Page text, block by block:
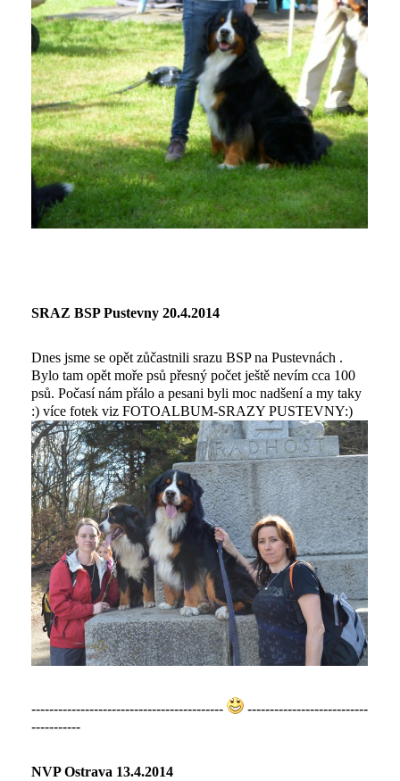
SRAZ BSP Pustevny 20.4.2014
Dnes jsme se opět zůčastnili srazu BSP na Pustevnách .
Bylo tam opět moře psů přesný počet ještě nevím cca 100
psů. Počasí nám přálo a pesani byli moc nadšení a my taky
:) více fotek viz FOTOALBUM-SRAZY PUSTEVNY:)
-------------------------------------------
---------------------------
-----------
NVP Ostrava 13.4.2014